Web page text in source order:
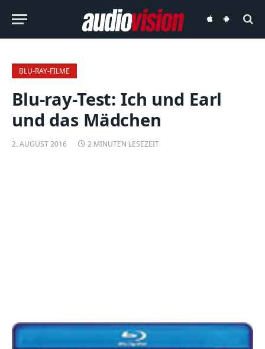
audiovisionaudiovision
BLU-RAY-FILME
Blu-ray-Test: Ich und Earl
und das Mädchen
2. AUGUST 2016 2 MINUTEN LESEZEIT